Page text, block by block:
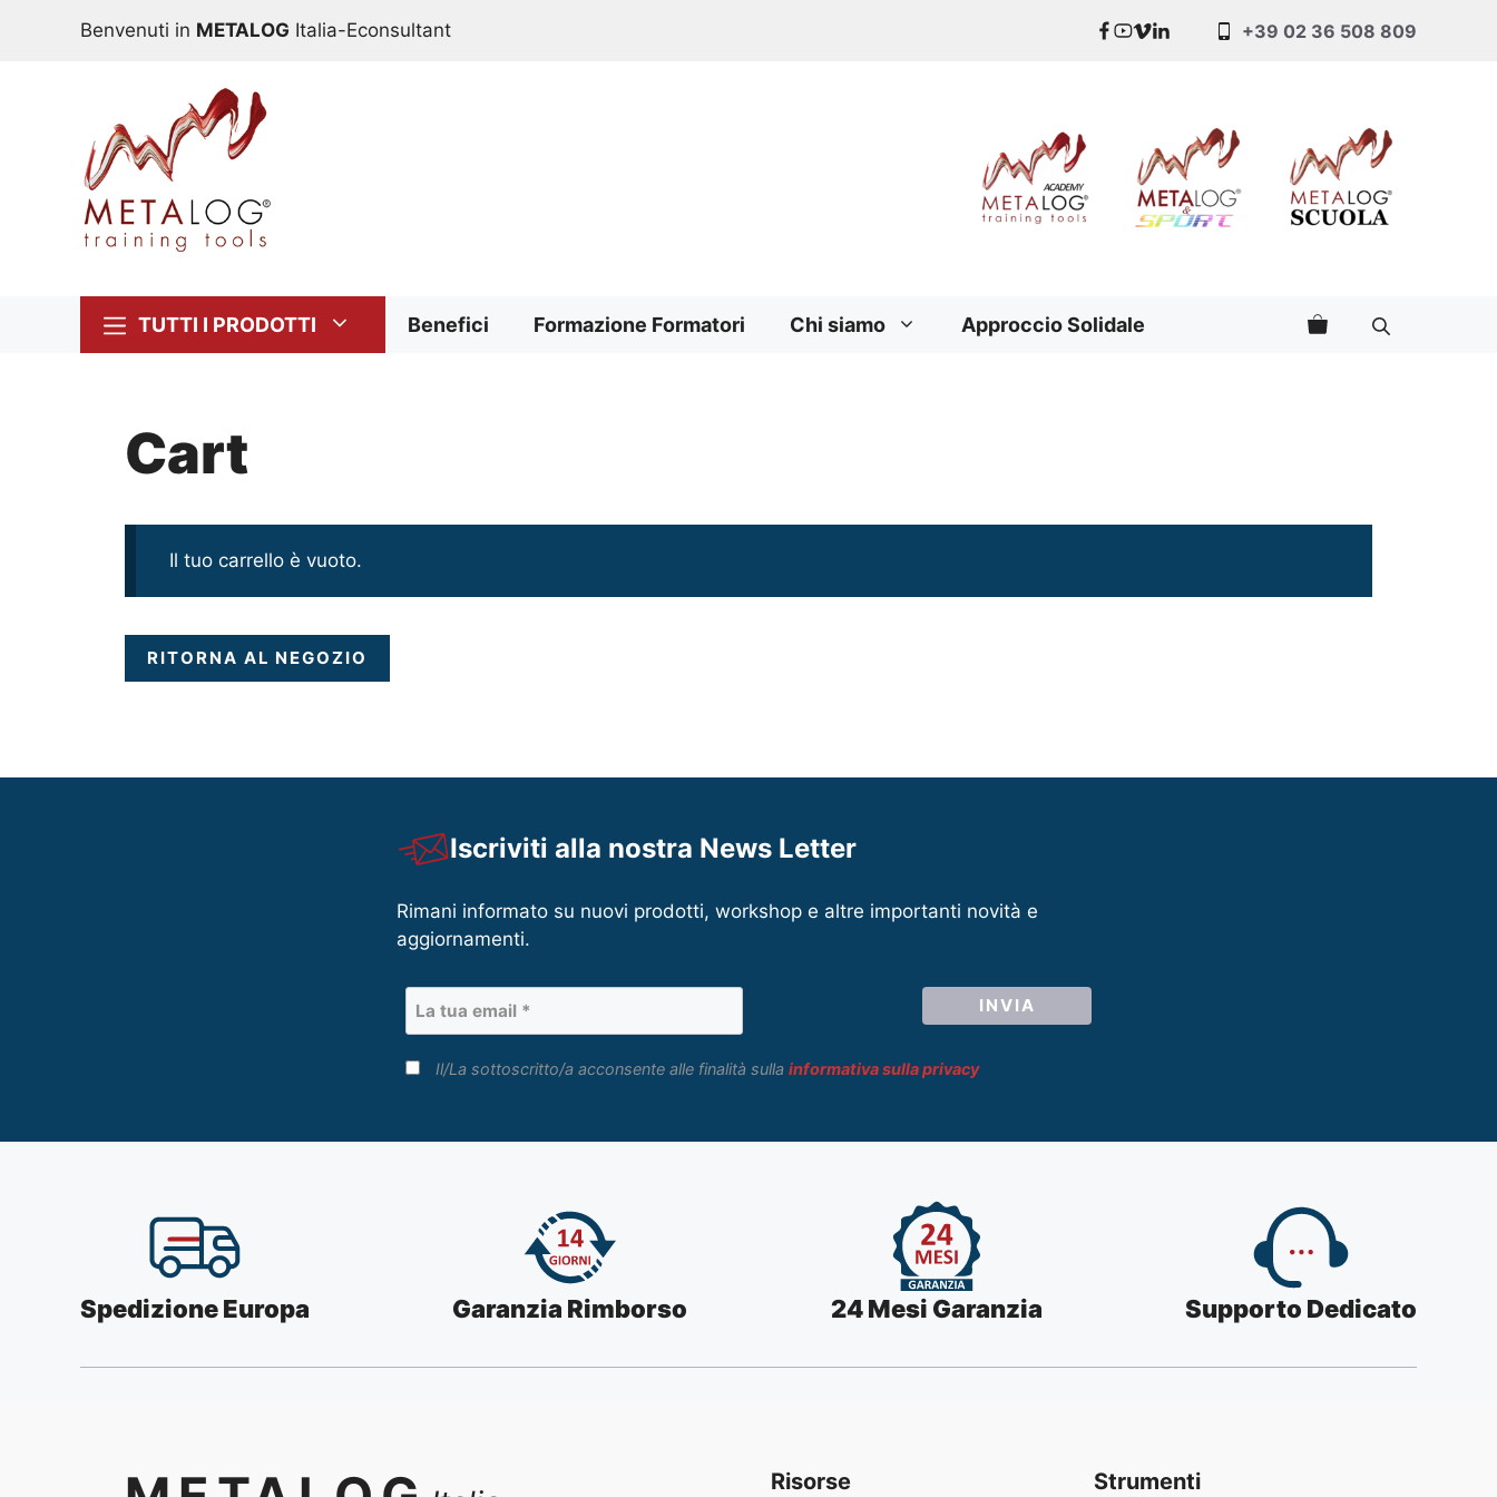
Benvenuti in METALOG Italia-Econsultant +39 02 36 508 809
TUTTI I PRODOTTI Benefici Formazione Formatori Chi siamo Approccio Solidale
Cart
Il tuo carrello è vuoto.
RITORNA AL NEGOZIO
Iscriviti alla nostra News Letter
Rimani informato su nuovi prodotti, workshop e altre importanti novità e
aggiornamenti.
Il/La sottoscritto/a acconsente alle finalità sullainformativa sulla privacy
Spedizione Europa Garanzia Rimborso 24 Mesi Garanzia Supporto Dedicato
Risorse Strumenti